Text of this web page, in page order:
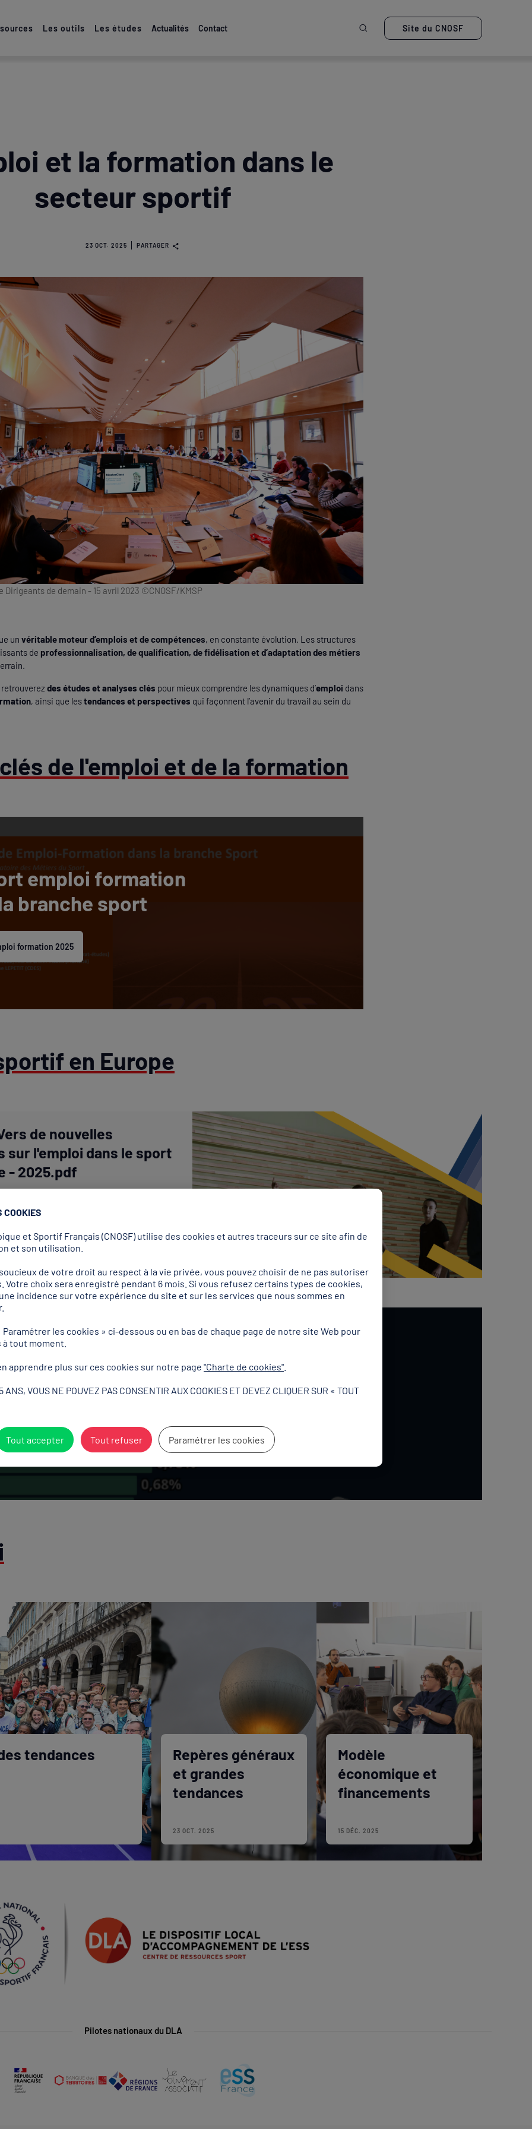
Les outils Les études Actualités Contact Ouvrir la recherche
Site du CNOSF
et la formation dans le
secteur sportif
23 OCT. 2025 PARTAGER
Dirigeants de demain - 15 avril 2023 ©CNOSF/KMSP
un véritable moteur d’emplois et de compétences, en constante évolution. Les structures
de professionnalisation, de qualification, de fidélisation et d’adaptation des métiers
des études et analyses clés pour mieux comprendre les dynamiques d’emploi dans
, ainsi que lestendances et perspectives qui façonnent l’avenir du travail au sein du
de l'emploi et de la formation
emploi formation
branche sport
formation 2025
en Europe
de nouvelles
sur l'emploi dans le sport
- 2025.pdf
au sein de l'Union
tendances
Repères généraux
et grandes
tendances
23 OCT. 2025
Modèle
économique et
financements
15 DÉC. 2025
Pilotes nationaux du DLA
COOKIES
et Sportif Français (CNOSF) utilise des cookies et autres traceurs sur ce site afin de
et son utilisation.
de votre droit au respect à la vie privée, vous pouvez choisir de ne pas autoriser
Votre choix sera enregistré pendant 6 mois. Si vous refusez certains types de cookies,
incidence sur votre expérience du site et sur les services que nous sommes en
les cookies » ci-dessous ou en bas de chaque page de notre site Web pour
tout moment.
apprendre plus sur ces cookies sur notre page "Charte de cookies"
ANS, VOUS NE POUVEZ PAS CONSENTIR AUX COOKIES ET DEVEZ CLIQUER SUR « TOUT
Tout accepter Tout refuser Paramétrer les cookies